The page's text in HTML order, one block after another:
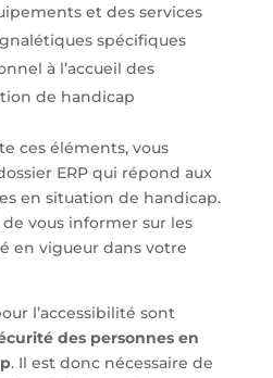
et des services
spécifiques
à l’accueil des
de handicap
ces éléments, vous
ERP qui répond aux
en situation de handicap.
vous informer sur les
en vigueur dans votre
l’accessibilité sont
des personnes en
. Il est donc nécessaire de